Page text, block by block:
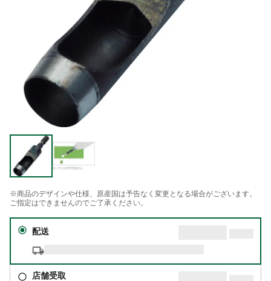
※商品のデザインや仕様、原産国は予告なく変更となる場合がございます。
ご指定はできませんのでご了承ください。
配送
店舗受取